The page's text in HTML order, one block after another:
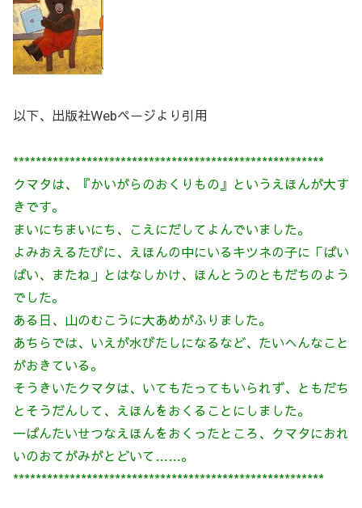
以下、出版社Webページより引用
*******************************************************
クマタは、『かいがらのおくりもの』というえほんが大す
きです。
まいにちまいにち、こえにだしてよんでいました。
よみおえるたびに、えほんの中にいるキツネの子に「ばい
ばい、またね」とはなしかけ、ほんとうのともだちのよう
でした。
ある日、山のむこうに大あめがふりました。
あちらでは、いえが水びたしになるなど、たいへんなこと
がおきている。
そうきいたクマタは、いてもたってもいられず、ともだち
とそうだんして、えほんをおくることにしました。
一ばんたいせつなえほんをおくったところ、クマタにおれ
いのおてがみがとどいて……。
*******************************************************